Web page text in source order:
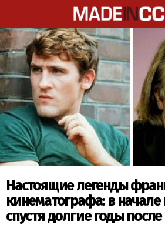
Настоящие легенды
кинематографа: в
спустя долгие годы после